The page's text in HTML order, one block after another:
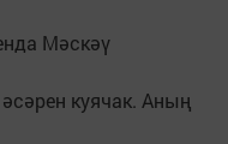
Мәскәү
куячак. Аның